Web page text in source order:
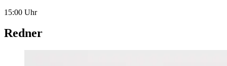
15:00 Uhr
Redner